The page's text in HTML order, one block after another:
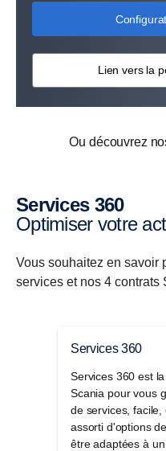
électriques,
sur la recharge en
véhicule et sur la carte
mises à jour de
fréquence standard
connaître les
conditions réelles
l'estimation de
de votre véhicule
planifier avec
Lien vers la
Ou découvrez
Services 360
Optimiser votre
Vous souhaitez en savoir
services et nos 4 contrats
Services 360
Services 360 est
Scania pour vous
de services,
assorti d'options
être adaptées à